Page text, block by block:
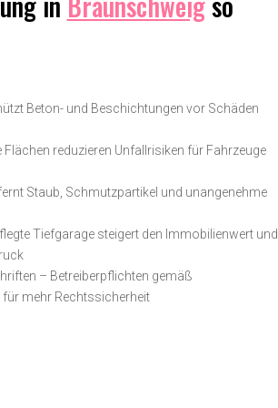
Beton- und Beschichtungen vor Schäden
reduzieren Unfallrisiken für Fahrzeuge
Staub, Schmutzpartikel und unangenehme
Tiefgarage steigert den Immobilienwert und
– Betreiberpflichten gemäß
mehr Rechtssicherheit